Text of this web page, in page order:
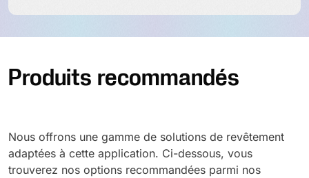
Produits recommandés
Nous offrons une gamme de solutions de revêtement
adaptées à cette application. Ci-dessous, vous
trouverez nos options recommandées parmi nos